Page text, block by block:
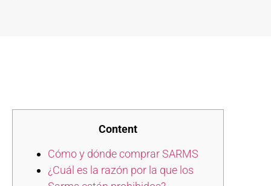
Content
Cómo y dónde comprar SARMS
¿Cuál es la razón por la que los